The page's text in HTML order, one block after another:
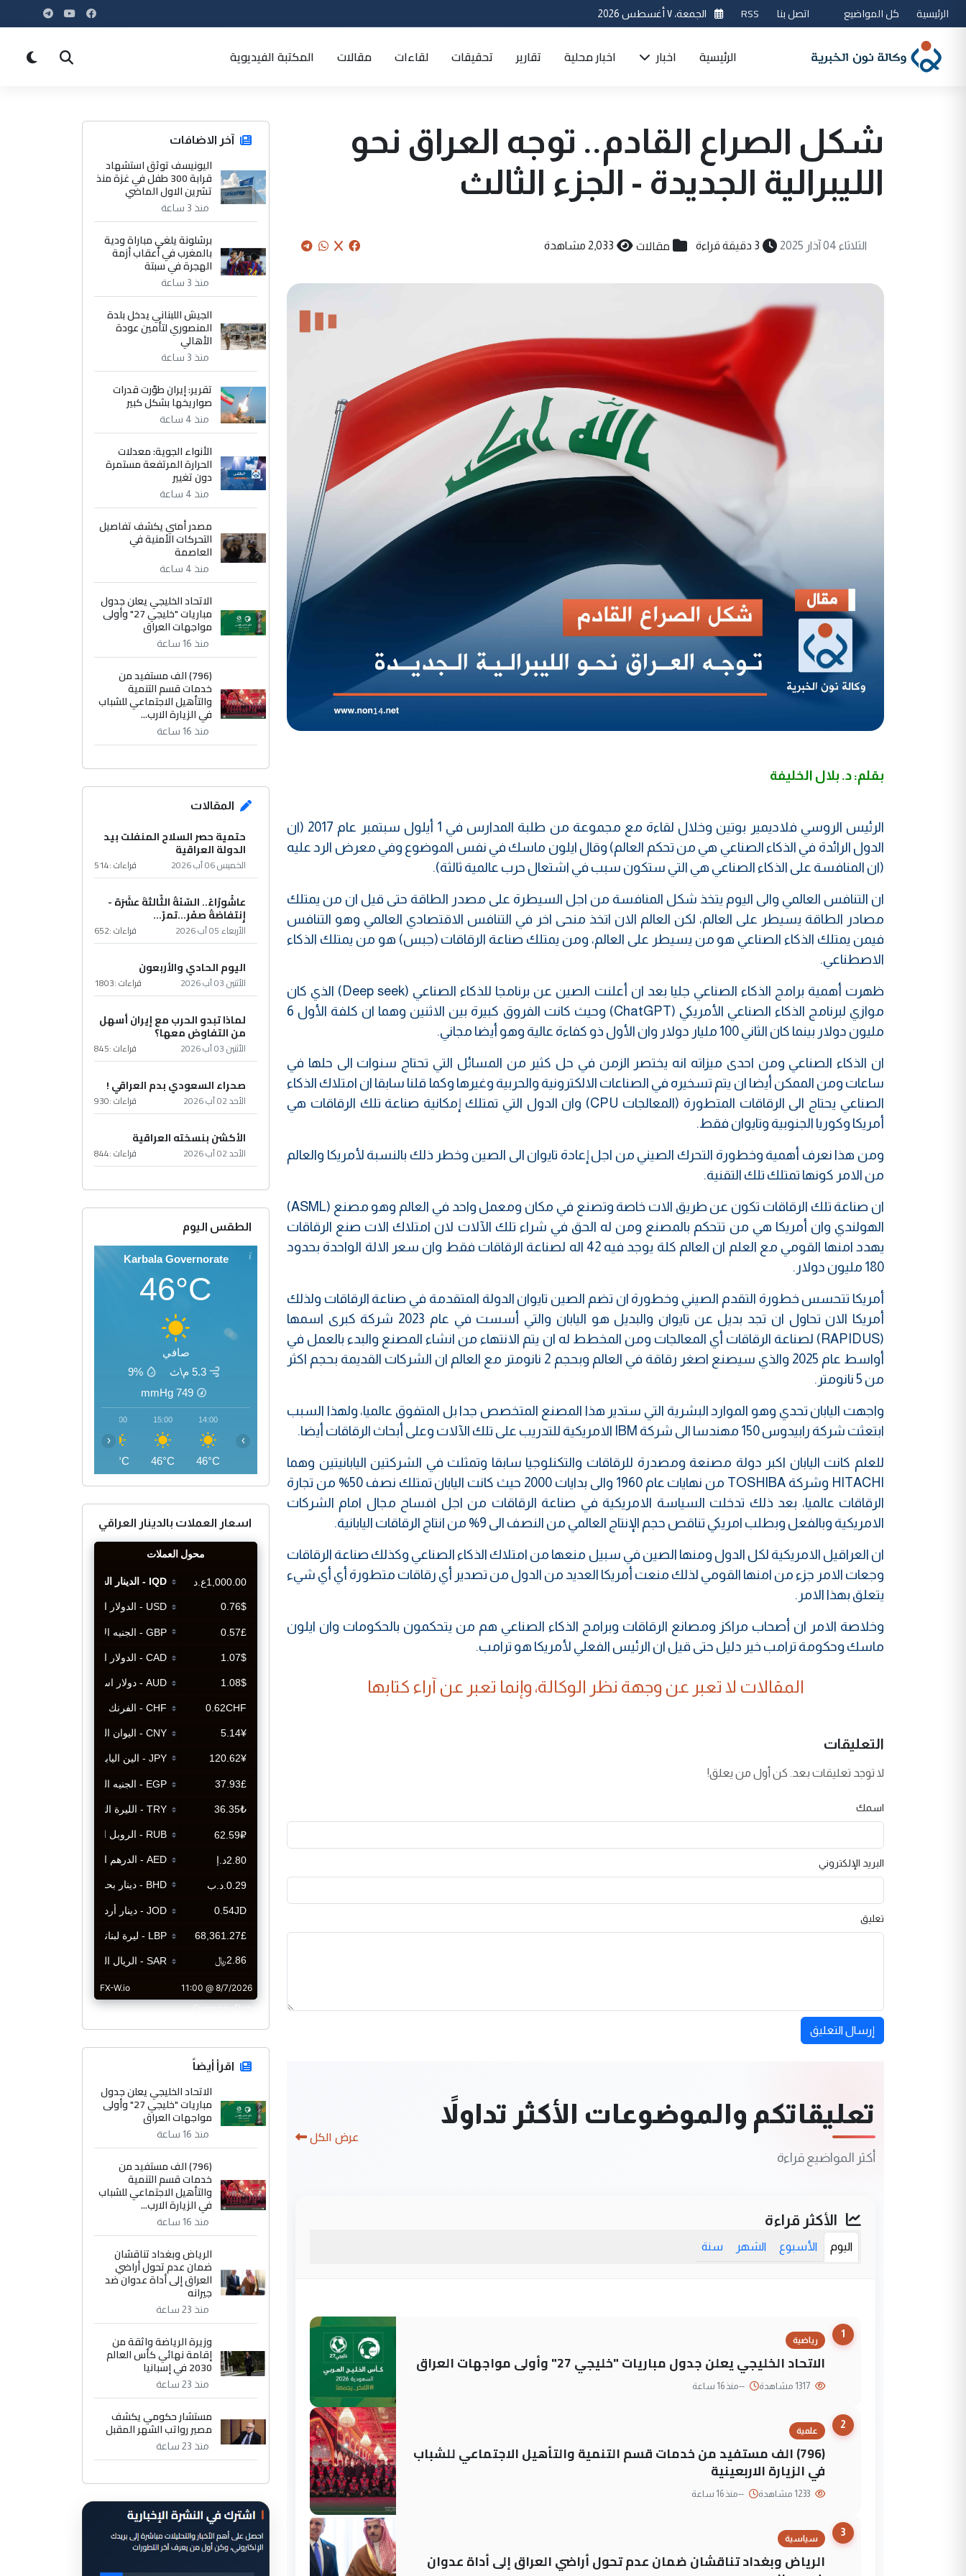
الرئيسية كل المواضيع اتصل بنا RSS الجمعة، ٧ أغسطس 2026
الرئيسية اخبار اخبار محلية تقارير تحقيقات لقاءات مقالات المكتبة الفيديوية
شكل الصراع القادم.. توجه العراق نحو
الليبرالية الجديدة - الجزء الثالث
الثلاثاء 04 آذار 2025 3 دقيقة قراءة مقالات 2,033 مشاهدة
بقلم: د. بلال الخليفة
الرئيس الروسي فلاديمير بوتين وخلال لقاءة مع مجموعة من طلبة المدارس في 1 أيلول سبتمبر عام 2017 (ان
الدول الرائدة في الذكاء الصناعي هي من تحكم العالم) وقال ايلون ماسك في نفس الموضوع وفي معرض الرد عليه
(ان المنافسة على الذكاء الصناعي هي التي ستكون سبب في اشتعال حرب عالمية ثالثة).
ان التنافس العالمي والى اليوم يتخذ شكل المنافسة من اجل السيطرة على مصدر الطاقة حتى قيل ان من يمتلك
مصادر الطاقة يسيطر على العالم، لكن العالم الان اتخذ منحى اخر في التنافس الاقتصادي العالمي وهو التنافس
فيمن يمتلك الذكاء الصناعي هو من يسيطر على العالم، ومن يمتلك صناعة الرقاقات (جبس) هو من يمتلك الذكاء
الاصطناعي.
ظهرت أهمية برامج الذكاء الصناعي جليا بعد ان أعلنت الصين عن برنامجا للذكاء الصناعي (Deep seek) الذي كان
موازي لبرنامج الذكاء الصناعي الأمريكي (ChatGPT) وحيث كانت الفروق كبيرة بين الاثنين وهما ان كلفة الأول 6
مليون دولار بينما كان الثاني 100 مليار دولار وان الأول ذو كفاءة عالية وهو أيضا مجاني.
ان الذكاء الصناعي ومن احدى ميزاته انه يختصر الزمن في حل كثير من المسائل التي تحتاج سنوات الى حلها في
ساعات ومن الممكن أيضا ان يتم تسخيره في الصناعات الالكترونية والحربية وغيرها وكما قلنا سابقا ان امتلاك الذكاء
الصناعي يحتاج الى الرقاقات المتطورة (المعالجات CPU) وان الدول التي تمتلك إمكانية صناعة تلك الرقاقات هي
أمريكا وكوريا الجنوبية وتايوان فقط.
ومن هذا نعرف أهمية وخطورة التحرك الصيني من اجل إعادة تايوان الى الصين وخطر ذلك بالنسبة لأمريكا والعالم
من الامر كونها تمتلك تلك التقنية.
ان صناعة تلك الرقاقات تكون عن طريق الات خاصة وتصنع في مكان ومعمل واحد في العالم وهو مصنع (ASML)
الهولندي وان أمريكا هي من تتحكم بالمصنع ومن له الحق في شراء تلك الآلات لان امتلاك الات صنع الرقاقات
يهدد امنها القومي مع العلم ان العالم كلة يوجد فيه 42 اله لصناعة الرقاقات فقط وان سعر الالة الواحدة بحدود
180 مليون دولار.
أمريكا تتحسس خطورة التقدم الصيني وخطورة ان تضم الصين تايوان الدولة المتقدمة في صناعة الرقاقات ولذلك
أمريكا الان تحاول ان تجد بديل عن تايوان والبديل هو اليابان والتي أسست في عام 2023 شركة كبرى اسمها
(RAPIDUS) لصناعة الرقاقات أي المعالجات ومن المخطط له ان يتم الانتهاء من انشاء المصنع والبدء بالعمل في
أواسط عام 2025 والذي سيصنع اصغر رقاقة في العالم وبحجم 2 نانومتر مع العالم ان الشركات القديمة بحجم اكثر
من 5 نانومتر.
واجهت اليابان تحدي وهو الموارد البشرية التي ستدير هذا المصنع المتخصص جدا بل المتفوق عالميا، ولهذا السبب
ابتعثت شركة رابيدوس 150 مهندسا الى شركة IBM الامريكية للتدريب على تلك الآلات وعلى أبحاث الرقاقات أيضا.
للعلم كانت اليابان اكبر دولة مصنعة ومصدرة للرقاقات والتكنلوجيا سابقا وتمثلت في الشركتين اليابانيتين وهما
HITACHI وشركة TOSHIBA من نهايات عام 1960 والى بدايات 2000 حيث كانت اليابان تمتلك نصف 50% من تجارة
الرقاقات عالميا، بعد ذلك تدخلت السياسة الامريكية في صناعة الرقاقات من اجل افساح مجال امام الشركات
الامريكية وبالفعل وبطلب امريكي تناقص حجم الإنتاج العالمي من النصف الى 9% من انتاج الرقاقات اليابانية.
ان العراقيل الامريكية لكل الدول ومنها الصين في سبيل منعها من امتلاك الذكاء الصناعي وكذلك صناعة الرقاقات
وجعات الامر جزء من امنها القومي لذلك منعت أمريكا العديد من الدول من تصدير أي رقاقات متطورة أي أي شيء
يتعلق بهذا الامر.
وخلاصة الامر ان أصحاب مراكز ومصانع الرقاقات وبرامج الذكاء الصناعي هم من يتحكمون بالحكومات وان ايلون
ماسك وحكومة ترامب خير دليل حتى قيل ان الرئيس الفعلي لأمريكا هو ترامب.
المقالات لا تعبر عن وجهة نظر الوكالة، وإنما تعبر عن آراء كتابها
التعليقات
لا توجد تعليقات بعد. كن أول من يعلق!
اسمك
البريد الإلكتروني
تعليق
إرسال التعليق
تعليقاتكم والموضوعات الأكثر تداولاً
أكثر المواضيع قراءة
عرض الكل
الأكثر قراءة
اليوم الأسبوع الشهر سنة
1
رياضية
الاتحاد الخليجي يعلن جدول مباريات "خليجي 27" وأولى مواجهات العراق
--منذ 16 ساعة
2
علمية
(796) الف مستفيد من خدمات قسم التنمية والتأهيل الاجتماعي للشباب
في الزيارة الاربعينية
--منذ 16 ساعة
3
سياسية
الرياض وبغداد تناقشان ضمان عدم تحول أراضي العراق إلى أداة عدوان
آخر الاضافات
اليونيسف توثق استشهاد
قرابة 300 طفل في غزة منذ
تشرين الاول الماضي
منذ 3 ساعة
برشلونة يلغي مباراة ودية
بالمغرب في أعقاب أزمة
الهجرة في سبتة
منذ 3 ساعة
الجيش اللبناني يدخل بلدة
المنصوري لتأمين عودة
الأهالي
منذ 3 ساعة
تقرير: إيران طوّرت قدرات
صواريخها بشكل كبير
منذ 4 ساعة
الأنواء الجوية: معدلات
الحرارة المرتفعة مستمرة
دون تغيير
منذ 4 ساعة
مصدر أمني يكشف تفاصيل
التحركات الأمنية في
العاصمة
منذ 4 ساعة
الاتحاد الخليجي يعلن جدول
مباريات "خليجي 27" وأولى
مواجهات العراق
منذ 16 ساعة
(796) الف مستفيد من
خدمات قسم التنمية
والتأهيل الاجتماعي للشباب
في الزيارة الارب...
منذ 16 ساعة
المقالات
حتمية حصر السلاح المنفلت بيد
الدولة العراقية
الخميس 06 آب 2026 قراءات :514
عاشُورْاءُ.. السّنَةُ الثّالثةَ عشَرَة -
إِنتفاضةُ صفَر…تمرّ...
الأربعاء 05 آب 2026 قراءات :652
اليوم الحادي والأربعون
الأثنين 03 آب 2026 قراءات :1803
لماذا تبدو الحرب مع إيران أسهل
من التفاوض معها؟
الأثنين 03 آب 2026 قراءات :845
صحراء السعودي بدم العراقي !
الأحد 02 آب 2026 قراءات :930
الأكشن بنسخته العراقية
الأحد 02 آب 2026 قراءات :844
الطقس اليوم
Karbala Governorate
46°C
صافي
5.3 م\ث
9%
749
mmHg
14:00
46°C
15:00
46°C
16:00
46°C
‹ ›
اسعار العملات بالدينار العراقي
CurrencyRate
اقرأ أيضاً
الاتحاد الخليجي يعلن جدول
مباريات "خليجي 27" وأولى
مواجهات العراق
منذ 16 ساعة
(796) الف مستفيد من
خدمات قسم التنمية
والتأهيل الاجتماعي للشباب
في الزيارة الارب...
منذ 16 ساعة
الرياض وبغداد تناقشان
ضمان عدم تحول أراضي
العراق إلى أداة عدوان ضد
جيرانه
منذ 23 ساعة
وزيرة الرياضة واثقة من
إقامة نهائي كأس العالم
2030 في إسبانيا
منذ 23 ساعة
مستشار حكومي يكشف
مصير رواتب الشهر المقبل
منذ 23 ساعة